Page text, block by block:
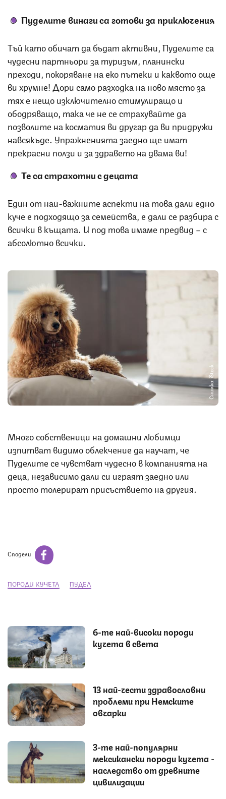
Пуделите винаги са готови за приключения
Тъй като обичат да бъдат активни, Пуделите са
чудесни партньори за туризъм, планински
преходи, покоряване на еко пътеки и каквото още
ви хрумне! Дори само разходка на ново място за
тях е нещо изключително стимулиращо и
ободряващо, така че не се страхувайте да
позволите на косматия ви другар да ви придружи
навсякъде. Упражненията заедно ще имат
прекрасни ползи и за здравето на двама ви!
Те са страхотни с децата
Един от най-важните аспекти на това дали едно
куче е подходящо за семейства, е дали се разбира с
всички в къщата. И под това имаме предвид – с
абсолютно всички.
Снимка: iStock
Много собственици на домашни любимци
изпитват видимо облекчение да научат, че
Пуделите се чувстват чудесно в компанията на
деца, независимо дали си играят заедно или
просто толерират присъствието на другия.
Сподели
ПОРОДИ КУЧЕТА ПУДЕЛ
6-те най-високи породи
кучета в света
13 най-чести здравословни
проблеми при Немските
овчарки
3-те най-популярни
мексикански породи кучета -
наследство от древните
цивилизации